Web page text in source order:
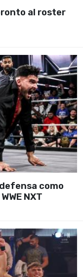
al roster
como
NXT